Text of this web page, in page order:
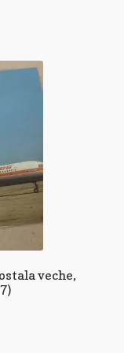
veche,